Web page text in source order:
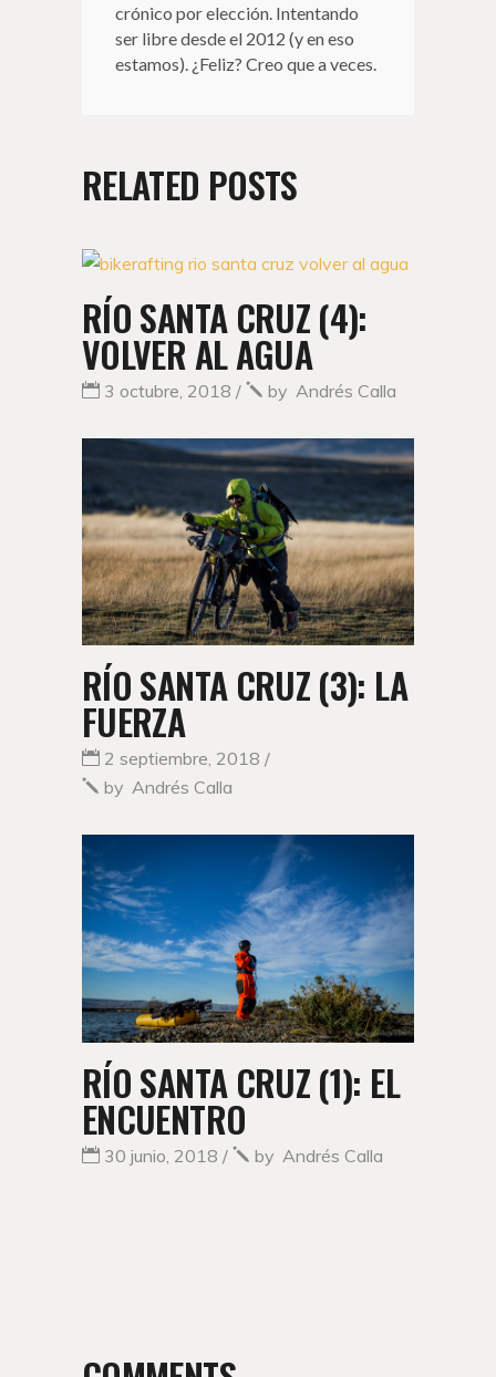
crónico por elección. Intentando
ser libre desde el 2012 (y en eso
estamos). ¿Feliz? Creo que a veces.
RELATED POSTS
RÍO SANTA CRUZ (4):
VOLVER AL AGUA
3 octubre, 2018 by Andrés Calla
RÍO SANTA CRUZ (3): LA
FUERZA
2 septiembre, 2018
by Andrés Calla
RÍO SANTA CRUZ (1): EL
ENCUENTRO
30 junio, 2018 by Andrés Calla